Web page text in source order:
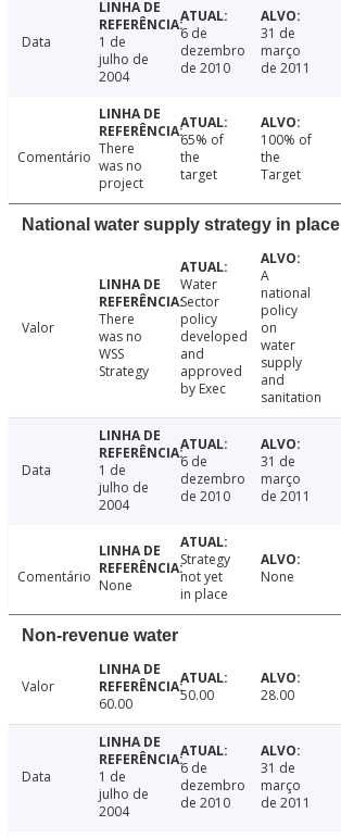
Data
1 de
julho de
2004
6 de
dezembro
de 2010
31 de
março
de 2011
Comentário There
was no
project
65% of
the
target
100% of
the
Target
National water supply strategy in place
Valor
There
was no
WSS
Strategy
Water
Sector
policy
developed
and
approved
by Exec
A
national
policy
on
water
supply
and
sanitation
Data
1 de
julho de
2004
6 de
dezembro
de 2010
31 de
março
de 2011
Comentário None
Strategy
not yet
in place
None
Non-revenue water
Valor
60.00
50.00 28.00
Data
1 de
julho de
2004
6 de
dezembro
de 2010
31 de
março
de 2011